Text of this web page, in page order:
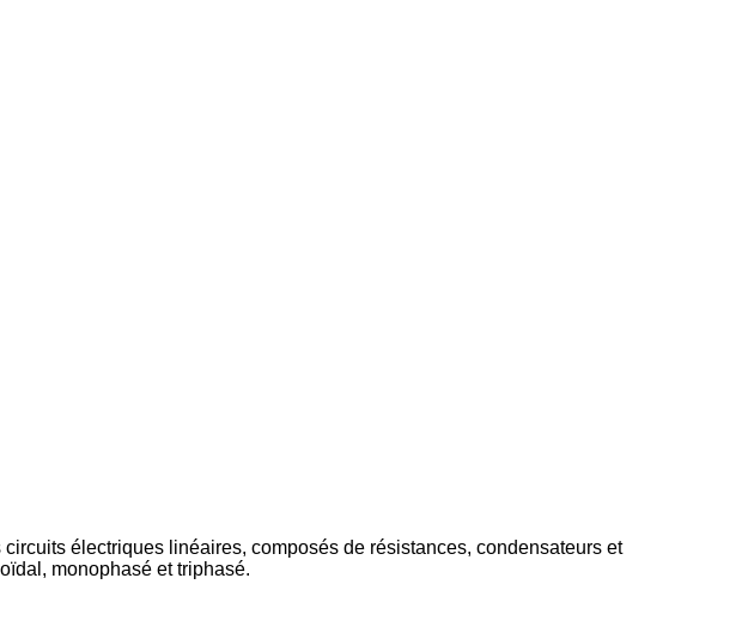
électriques linéaires, composés de résistances, condensateurs et
monophasé et triphasé.